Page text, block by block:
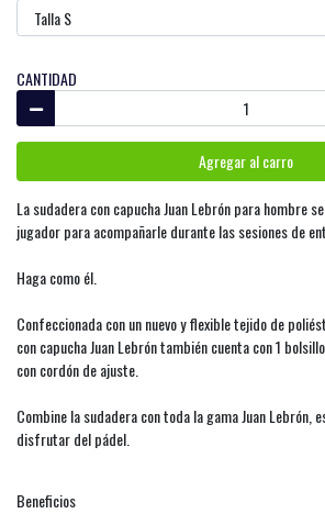
CANTIDAD
Agregar al carro
La sudadera con capucha Juan Lebrón para hombre
jugador para acompañarle durante las sesiones de
Haga como él.
Confeccionada con un nuevo y flexible tejido de
con capucha Juan Lebrón también cuenta con 1
con cordón de ajuste.
Combine la sudadera con toda la gama Juan Lebrón,
disfrutar del pádel.
Beneficios